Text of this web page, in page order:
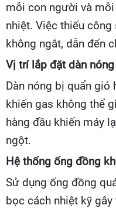
mỗi con người và
nhiệt. Việc thiếu
không ngắt, dẫn đến
Vị trí lắp đặt dàn
Dàn nóng bị quẩn gió
khiến gas không thể
hàng đầu khiến máy
ngột.
Hệ thống ống đồng
Sử dụng ống đồng
bọc cách nhiệt kỹ